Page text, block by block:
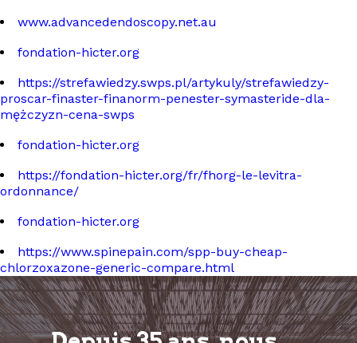
www.advancedendoscopy.net.au
fondation-hicter.org
https://strefawiedzy.swps.pl/artykuly/strefawiedzy-
proscar-finaster-finanorm-penester-symasteride-dla-
mężczyzn-cena-swps
fondation-hicter.org
https://fondation-hicter.org/fr/fhorg-le-levitra-
ordonnance/
fondation-hicter.org
https://www.spinepain.com/spp-buy-cheap-
chlorzoxazone-generic-compare.html